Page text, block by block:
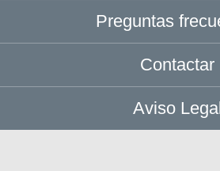
Preguntas
Contactar
Aviso